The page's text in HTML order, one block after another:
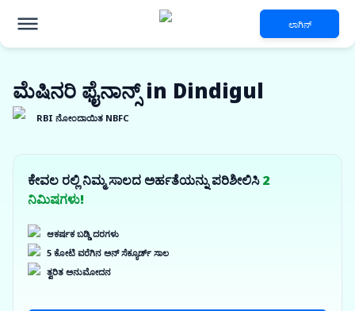
ಲಾಗಿನ್
ಮೆಷಿನರಿ ಫೈನಾನ್ಸ್ in Dindigul
RBI ನೋಂದಾಯಿತ NBFC
ಕೇವಲ ರಲ್ಲಿ ನಿಮ್ಮ ಸಾಲದ ಅರ್ಹತೆಯನ್ನು ಪರಿಶೀಲಿಸಿ2
ನಿಮಿಷಗಳು!
ಆಕರ್ಷಕ ಬಡ್ಡಿ ದರಗಳು
5 ಕೋಟಿ ವರೆಗಿನ ಅನ್ ಸೆಕ್ಯೂರ್ಡ್ ಸಾಲ
ತ್ವರಿತ ಅನುಮೋದನ